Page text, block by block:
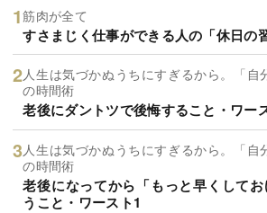
筋肉が全て
すさまじく仕事ができる人の「休日の
人生は気づかぬうちにすぎるから。「自
の時間術
老後にダントツで後悔すること・ワー
人生は気づかぬうちにすぎるから。「自
の時間術
老後になってから「もっと早くして
うこと・ワースト1